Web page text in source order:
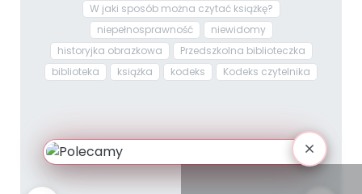
W jaki sposób można czytać książkę?
niepełnosprawność
niewidomy
historyjka obrazkowa
Przedszkolna biblioteczka
biblioteka
książka kodeks Kodeks czytelnika